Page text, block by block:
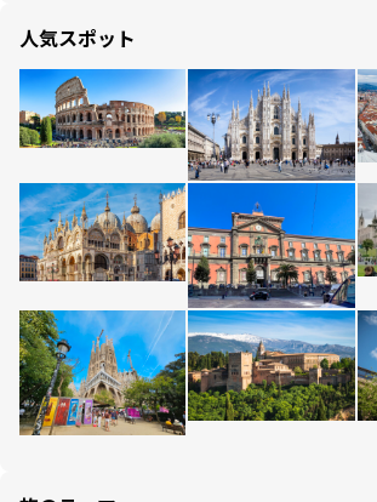
人気スポット